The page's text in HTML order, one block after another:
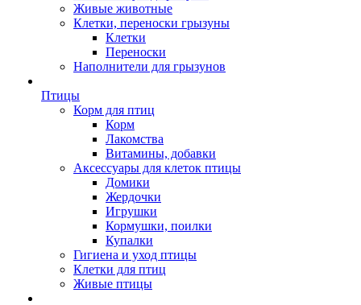
Живые животные
Клетки, переноски грызуны
Клетки
Переноски
Наполнители для грызунов
Птицы
Корм для птиц
Корм
Лакомства
Витамины, добавки
Аксессуары для клеток птицы
Домики
Жердочки
Игрушки
Кормушки, поилки
Купалки
Гигиена и уход птицы
Клетки для птиц
Живые птицы